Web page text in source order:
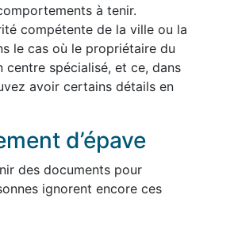
à tenir.
compétente de la ville ou la
le cas où le propriétaire du
spécialisé, et ce, dans
avoir certains détails en
d’épave
des documents pour
ignorent encore ces